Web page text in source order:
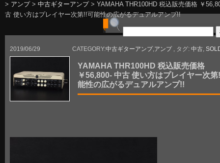
> アンプ> 中古ギターアンプ> YAMAHA THR100HD 税込販売価格 ￥
古 使い方はプレイヤー次第!!可能性の広がるデュアルアンプ!!
2019/06/29 CATEGORY:中古ギターアンプ, アンプ , タグ: 中古
YAMAHA THR100HD 税込販売価格
￥56,800- 中古 使い方はプレイヤー次
能性の広がるデュアルアンプ!!